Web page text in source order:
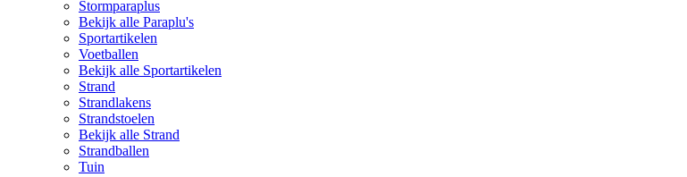
Stormparaplus
Bekijk alle Paraplu's
Sportartikelen
Voetballen
Bekijk alle Sportartikelen
Strand
Strandlakens
Strandstoelen
Bekijk alle Strand
Strandballen
Tuin